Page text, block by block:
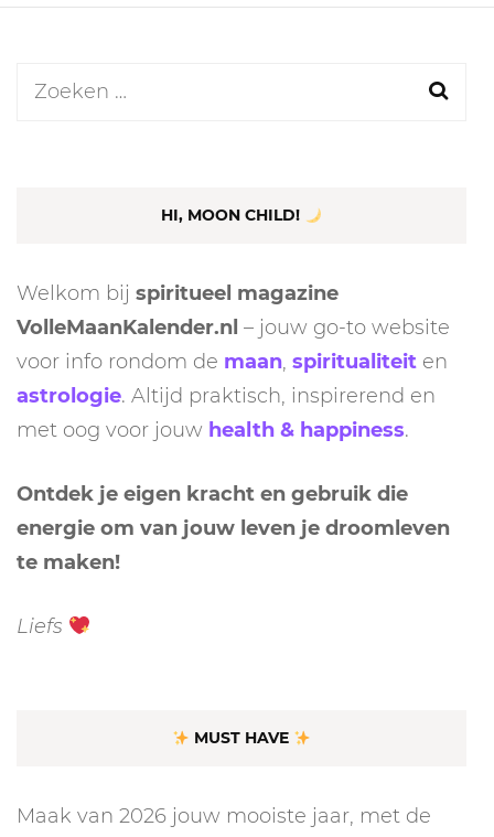
Zoeken
HI, MOON CHILD!
Welkom bij spiritueel magazine
VolleMaanKalender.nl – jouw go-to website
voor info rondom de maan, spiritualiteit en
astrologie. Altijd praktisch, inspirerend en
met oog voor jouw health & happiness.
Ontdek je eigen kracht en gebruik die
energie om van jouw leven je droomleven
te maken!
Liefs
MUST HAVE
Maak van 2026 jouw mooiste jaar, met de